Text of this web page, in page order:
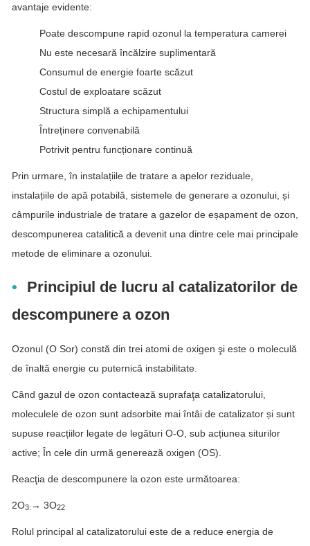
avantaje evidente:
Poate descompune rapid ozonul la temperatura camerei
Nu este necesară încălzire suplimentară
Consumul de energie foarte scăzut
Costul de exploatare scăzut
Structura simplă a echipamentului
Întreținere convenabilă
Potrivit pentru funcționare continuă
Prin urmare, în instalațiile de tratare a apelor reziduale,
instalațiile de apă potabilă, sistemele de generare a ozonului, și
câmpurile industriale de tratare a gazelor de eșapament de ozon,
descompunerea catalitică a devenit una dintre cele mai principale
metode de eliminare a ozonului.
Principiul de lucru al catalizatorilor de
descompunere a ozon
Ozonul (O Sor) constă din trei atomi de oxigen şi este o moleculă
de înaltă energie cu puternică instabilitate.
Când gazul de ozon contactează suprafaţa catalizatorului,
moleculele de ozon sunt adsorbite mai întâi de catalizator și sunt
supuse reacțiilor legate de legături O-O, sub acțiunea siturilor
active; În cele din urmă generează oxigen (OS).
Reacţia de descompunere la ozon este următoarea:
2O3: → 3O22
Rolul principal al catalizatorului este de a reduce energia de